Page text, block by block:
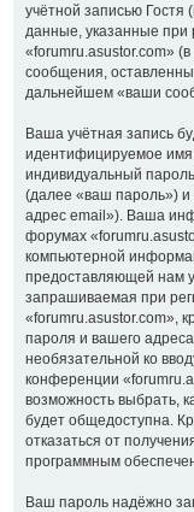
учётной записью
данные, указанные при
«forumru.asustor.com»
сообщения,
дальнейшем «ваши
Ваша учётная запись
идентифицируемое
индивидуальный
(далее «ваш пароль»)
адрес email»). Ваша
форумах
компьютерной
предоставляющей нам
запрашиваемая при
«forumru.asustor.com»,
пароля и вашего
необязательной ко
конференции
возможность выбрать,
будет общедоступна.
отказаться от
программным
Ваш пароль надёжно